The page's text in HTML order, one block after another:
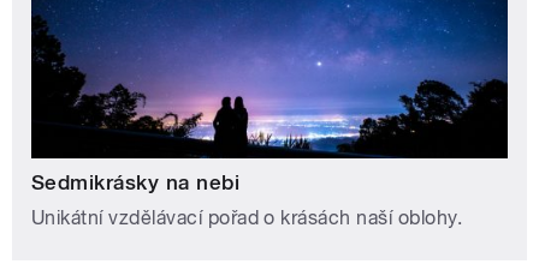
Sedmikrásky na nebi
Unikátní vzdělávací pořad o krásách naší oblohy.